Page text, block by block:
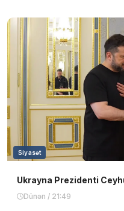
Siyasət
Ukrayna Prezidenti
Dünən / 21:49